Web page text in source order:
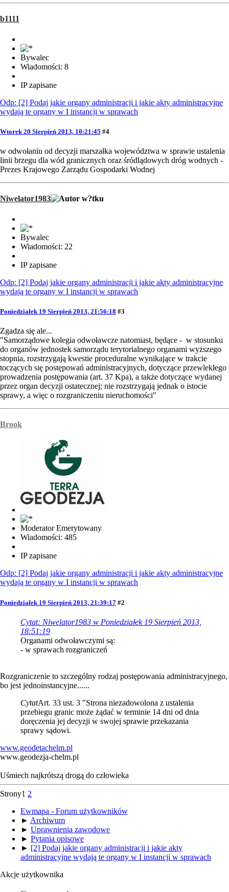
b1111
Bywalec
Wiadomości: 8
IP zapisane
Odp: [2] Podaj jakie organy administracji i jakie akty administracyjne
wydają te organy w I instancji w sprawach
Wtorek 20 Sierpień 2013, 10:21:45 #4
w odwołaniu od decyzji marszałka województwa w sprawie ustalenia
linii brzegu dla wód granicznych oraz śródlądowych dróg wodnych -
Prezes Krajowego Zarządu Gospodarki Wodnej
Niwelator1983
Bywalec
Wiadomości: 22
IP zapisane
Odp: [2] Podaj jakie organy administracji i jakie akty administracyjne
wydają te organy w I instancji w sprawach
Poniedziałek 19 Sierpień 2013, 21:56:18 #3
Zgadza się ale...
"Samorządowe kolegia odwoławcze natomiast, będące - w stosunku
do organów jednostek samorządu terytorialnego organami wyższego
stopnia, rozstrzygają kwestie proceduralne wynikające w trakcie
toczących się postępowań administracyjnych, dotyczące przewlekłego
prowadzenia postępowania (art. 37 Kpa), a także dotyczące wydanej
przez organ decyzji ostatecznej; nie rozstrzygają jednak o istocie
sprawy, a więc o rozgraniczeniu nieruchomości"
Brook
Moderator Emerytowany
Wiadomości: 485
IP zapisane
Odp: [2] Podaj jakie organy administracji i jakie akty administracyjne
wydają te organy w I instancji w sprawach
Poniedziałek 19 Sierpień 2013, 21:39:17 #2
Cytat: Niwelator1983 w Poniedziałek 19 Sierpień 2013,
18:51:19
Organami odwoławczymi są:
- w sprawach rozgraniczeń
Rozgraniczenie to szczególny rodzaj postępowania administracyjnego,
bo jest jednoinstancyjne......
CytatArt. 33 ust. 3 "Strona niezadowolona z ustalenia
przebiegu granic może żądać w terminie 14 dni od dnia
doręczenia jej decyzji w swojej sprawie przekazania
sprawy sądowi.
www.geodetachelm.pl
www.geodezja-chelm.pl
Uśmiech najkrótszą drogą do człowieka
Strony1 2
Ewmapa - Forum użytkowników
► Archiwum
► Uprawnienia zawodowe
► Pytania opisowe
► [2] Podaj jakie organy administracji i jakie akty
administracyjne wydają te organy w I instancji w sprawach
Akcje użytkownika